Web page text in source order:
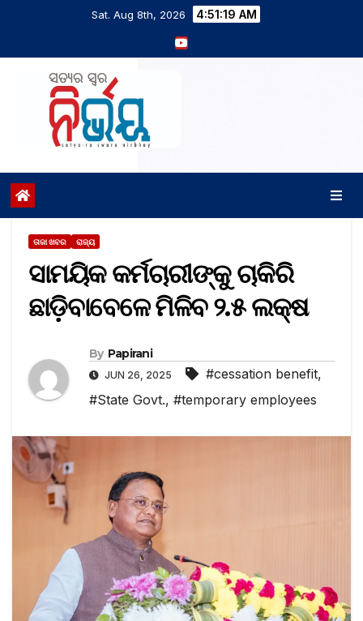
Sat. Aug 8th, 2026 4:51:20 AM
ତାଜା ଖବର ରାଜ୍ୟ
ସାମୟିକ କର୍ମଚାରୀଙ୍କୁ ଚାକିରି
ଛାଡ଼ିବାବେଳେ ମିଳିବ ୨.୫ ଲକ୍ଷ
By Papirani
JUN 26, 2025 #cessation benefit,
#State Govt., #temporary employees